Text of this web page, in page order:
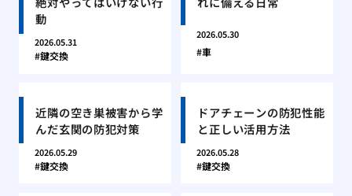
動
2026.05.31
鍵交換
2026.05.30
車
近隣の空き巣被害から学
んだ玄関の防犯対策
2026.05.29
鍵交換
ドアチェーンの防犯性能
と正しい活用方法
2026.05.28
鍵交換